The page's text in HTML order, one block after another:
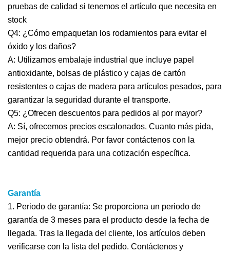
pruebas de calidad si tenemos el artículo que necesita en
stock
Q4: ¿Cómo empaquetan los rodamientos para evitar el
óxido y los daños?
A: Utilizamos embalaje industrial que incluye papel
antioxidante, bolsas de plástico y cajas de cartón
resistentes o cajas de madera para artículos pesados, para
garantizar la seguridad durante el transporte.
Q5: ¿Ofrecen descuentos para pedidos al por mayor?
A: Sí, ofrecemos precios escalonados. Cuanto más pida,
mejor precio obtendrá. Por favor contáctenos con la
cantidad requerida para una cotización específica.
Garantía
1. Periodo de garantía: Se proporciona un periodo de
garantía de 3 meses para el producto desde la fecha de
llegada. Tras la llegada del cliente, los artículos deben
verificarse con la lista del pedido. Contáctenos y